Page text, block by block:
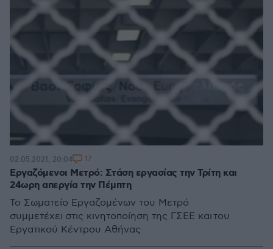
Εργαζόμενοι Μετρό: Στάση εργασίας την Τρίτη και
24ωρη απεργία την Πέμπτη
Το Σωματείο Εργαζομένων του Μετρό
συμμετέχει στις κινητοποίηση της ΓΣΕΕ και του
Εργατικού Κέντρου Αθήνας
02.05.2021, 20:04 17